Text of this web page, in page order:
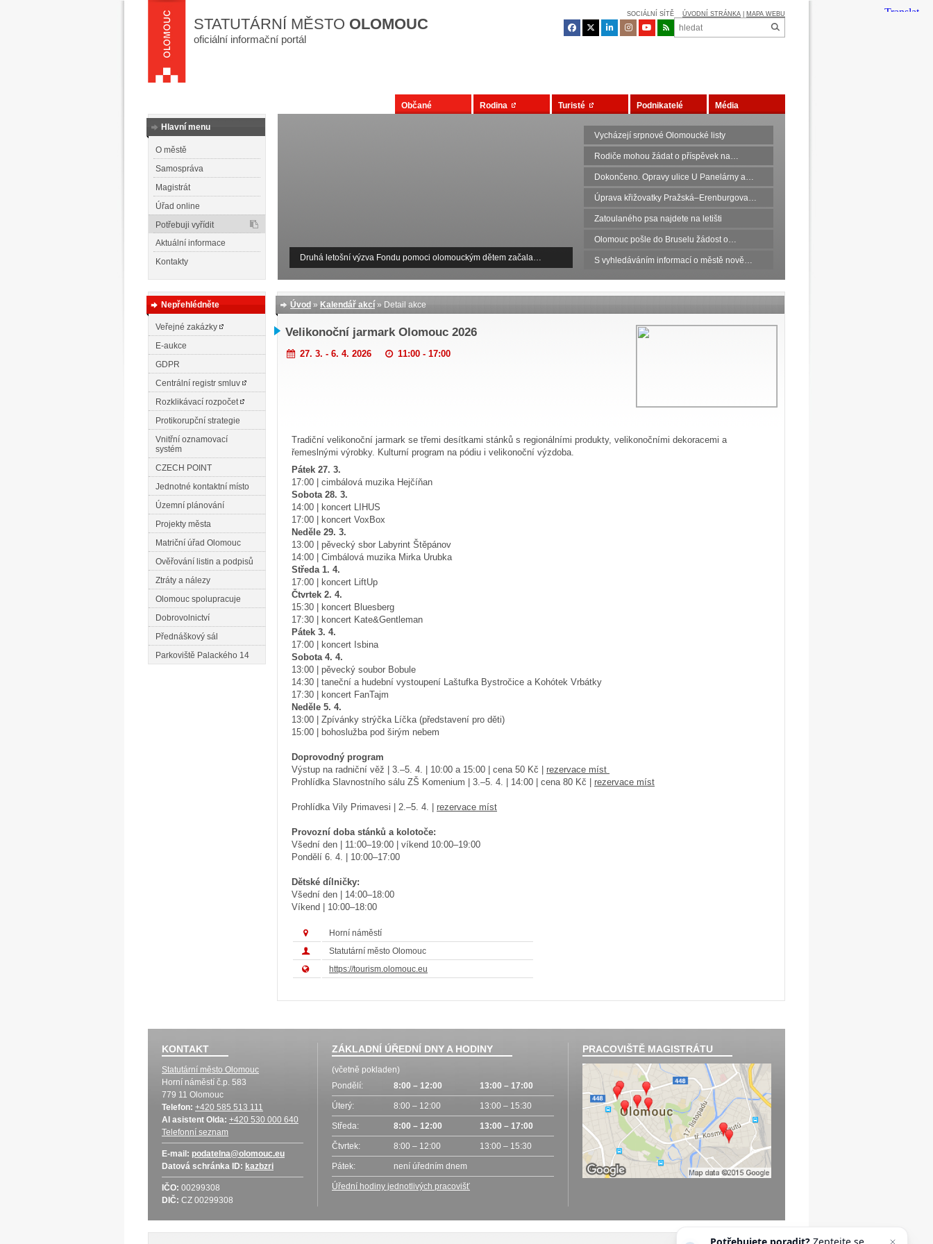
STATUTÁRNÍ MĚSTO OLOMOUC
oficiální informační portál
SOCIÁLNÍ SÍTĚ ÚVODNÍ STRÁNKA MAPA WEBU
Hlavní menu
O městě
Samospráva
Magistrát
Úřad online
Potřebuji vyřídit
Aktuální informace
Kontakty
Občané Rodina Turisté Podnikatelé Média
Druhá letošní výzva Fondu pomoci olomouckým dětem začala…
Vycházejí srpnové Olomoucké listy
Rodiče mohou žádat o příspěvek na…
Dokončeno. Opravy ulice U Panelárny a…
Úprava křižovatky Pražská–Erenburgova…
Zatoulaného psa najdete na letišti
Olomouc pošle do Bruselu žádost o…
S vyhledáváním informací o městě nově…
Nepřehlédněte
Veřejné zakázky
E-aukce
GDPR
Centrální registr smluv
Rozklikávací rozpočet
Protikorupční strategie
Vnitřní oznamovací
systém
CZECH POINT
Jednotné kontaktní místo
Územní plánování
Projekty města
Matriční úřad Olomouc
Ověřování listin a podpisů
Ztráty a nálezy
Olomouc spolupracuje
Dobrovolnictví
Přednáškový sál
Parkoviště Palackého 14
Úvod » Kalendář akcí » Detail akce
Velikonoční jarmark Olomouc 2026
27. 3. - 6. 4. 2026 11:00 - 17:00
Tradiční velikonoční jarmark se třemi desítkami stánků s regionálními produkty, velikonočními dekoracemi a
řemeslnými výrobky. Kulturní program na pódiu i velikonoční výzdoba.
Pátek 27. 3.
17:00 | cimbálová muzika Hejčíňan
Sobota 28. 3.
14:00 | koncert LIHUS
17:00 | koncert VoxBox
Neděle 29. 3.
13:00 | pěvecký sbor Labyrint Štěpánov
14:00 | Cimbálová muzika Mirka Urubka
Středa 1. 4.
17:00 | koncert LiftUp
Čtvrtek 2. 4.
15:30 | koncert Bluesberg
17:30 | koncert Kate&Gentleman
Pátek 3. 4.
17:00 | koncert Isbina
Sobota 4. 4.
13:00 | pěvecký soubor Bobule
14:30 | taneční a hudební vystoupení Laštufka Bystročice a Kohótek Vrbátky
17:30 | koncert FanTajm
Neděle 5. 4.
13:00 | Zpívánky strýčka Líčka (představení pro děti)
15:00 | bohoslužba pod širým nebem
Doprovodný program
Výstup na radniční věž | 3.–5. 4. | 10:00 a 15:00 | cena 50 Kč | rezervace míst
Prohlídka Slavnostního sálu ZŠ Komenium | 3.–5. 4. | 14:00 | cena 80 Kč | rezervace míst
Prohlídka Vily Primavesi | 2.–5. 4. | rezervace míst
Provozní doba stánků a kolotoče:
Všední den | 11:00–19:00 | víkend 10:00–19:00
Pondělí 6. 4. | 10:00–17:00
Dětské dílničky:
Všední den | 14:00–18:00
Víkend | 10:00–18:00
Horní náměstí
Statutární město Olomouc
https://tourism.olomouc.eu
KONTAKT
Statutární město Olomouc
Horní náměstí č.p. 583
779 11 Olomouc
Telefon: +420 585 513 111
AI asistent Olda: +420 530 000 640
Telefonní seznam
E-mail: podatelna@olomouc.eu
Datová schránka ID: kazbzri
IČO: 00299308
DIČ: CZ 00299308
ZÁKLADNÍ ÚŘEDNÍ DNY A HODINY
(včetně pokladen)
Pondělí:
8:00 – 12:00 13:00 – 17:00
Úterý: 8:00 – 12:00 13:00 – 15:30
Středa: 8:00 – 12:00 13:00 – 17:00
Čtvrtek: 8:00 – 12:00 13:00 – 15:30
Pátek: není úředním dnem
Úřední hodiny jednotlivých pracovišť
PRACOVIŠTĚ MAGISTRÁTU